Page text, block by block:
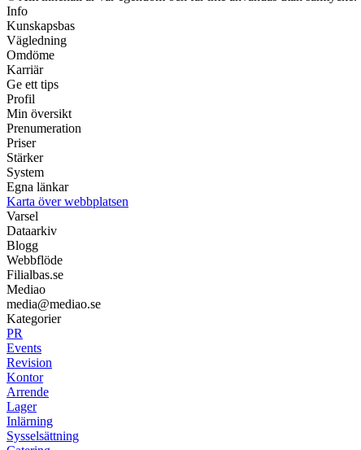
Info
Kunskapsbas
Vägledning
Omdöme
Karriär
Ge ett tips
Profil
Min översikt
Prenumeration
Priser
Stärker
System
Egna länkar
Karta över webbplatsen
Varsel
Dataarkiv
Blogg
Webbflöde
Filialbas.se
Mediao
media@mediao.se
Kategorier
PR
Events
Revision
Kontor
Arrende
Lager
Inlärning
Sysselsättning